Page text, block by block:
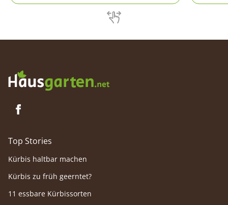
Top Stories
Kürbis haltbar machen
Kürbis zu früh geerntet?
11 essbare Kürbissorten